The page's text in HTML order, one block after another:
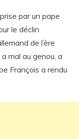
par un pape
le déclin
de l’ère
mal au genou, a
François a rendu